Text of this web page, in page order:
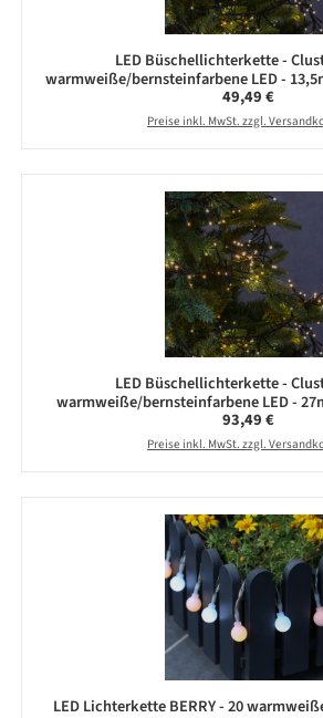
LED Büschellichterkette -
warmweiße/bernsteinfarbene LED -
Regulärer Preis:
49,49 €
Preise inkl. MwSt. zzgl.
LED Büschellichterkette -
warmweiße/bernsteinfarbene LED -
Timer
Regulärer Preis:
93,49 €
Preise inkl. MwSt. zzgl.
LED Lichterkette BERRY - 20